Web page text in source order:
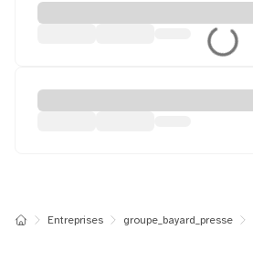
Entreprises groupe_bayard_presse